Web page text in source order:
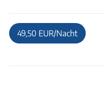
49,50 EUR/Nacht